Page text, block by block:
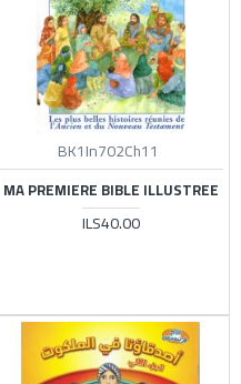
BK1In702Ch11
MA PREMIERE BIBLE ILLUSTREE
ILS40.00